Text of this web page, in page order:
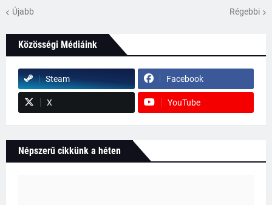
Újabb Régebbi
Közösségi Médiáink
Steam Facebook
X YouTube
Népszerű cikkünk a héten